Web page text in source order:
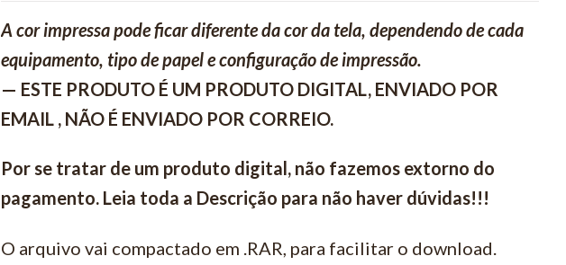
A cor impressa pode ficar diferente da cor da tela, dependendo de cada
equipamento, tipo de papel e configuração de impressão.
— ESTE PRODUTO É UM PRODUTO DIGITAL, ENVIADO POR
EMAIL , NÃO É ENVIADO POR CORREIO.
Por se tratar de um produto digital, não fazemos extorno do
pagamento. Leia toda a Descrição para não haver dúvidas!!!
O arquivo vai compactado em .RAR, para facilitar o download.